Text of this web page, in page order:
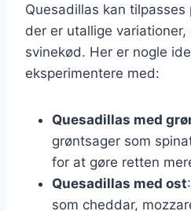
Quesadillas kan tilpasses
der er utallige
svinekød. Her er nogle
eksperimentere med:
Quesadillas med
grøntsager som
for at gøre retten
Quesadillas med ost
som cheddar,